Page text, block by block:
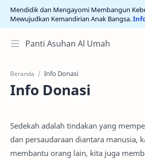
Mendidik dan Mengayomi Membangun
Mewujudkan Kemandirian Anak Bangsa.
Panti Asuhan Al Umah
Beranda
Info Donasi
Sedekah adalah tindakan yang
dan persaudaraan diantara manusia,
membantu orang lain, kita juga